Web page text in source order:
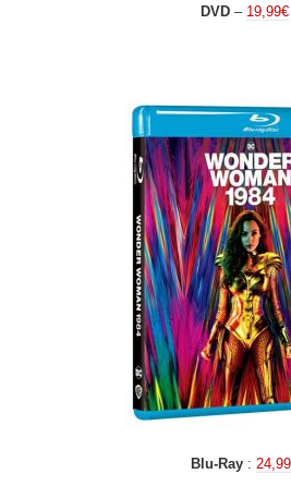
DVD– 19,99€
Blu-Ray: